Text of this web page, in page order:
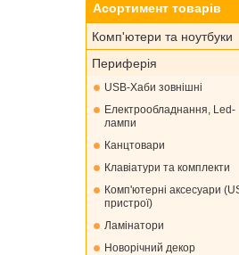
Асортимент товарів
Комп'ютери та ноутбуки
Периферія
USB-Хаби зовнішні
Електрообладнання, Led-
лампи
Канцтовари
Клавіатури та комплекти
Комп'ютерні аксесуари
пристрої)
Ламінатори
Новорічний декор